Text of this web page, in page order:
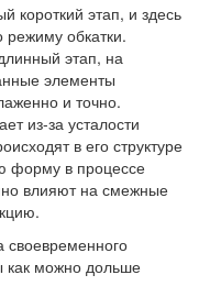
короткий этап, и здесь
обкатки.
этап, на
элементы
и точно.
из-за усталости
в его структуре
форму в процессе
влияют на смежные
своевременного
как можно дольше